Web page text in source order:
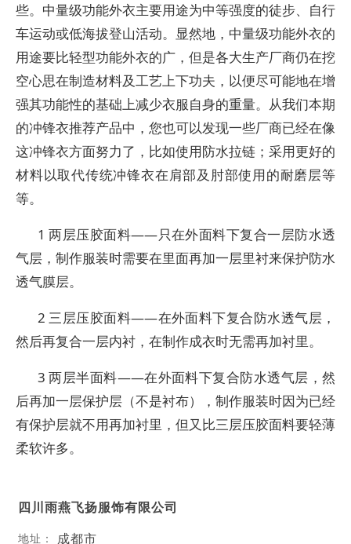
些。中量级功能外衣主要用途为中等强度的徒步、自行
车运动或低海拔登山活动。显然地，中量级功能外衣的
用途要比轻型功能外衣的广，但是各大生产厂商仍在挖
空心思在制造材料及工艺上下功夫，以便尽可能地在增
强其功能性的基础上减少衣服自身的重量。从我们本期
的冲锋衣推荐产品中，您也可以发现一些厂商已经在像
这冲锋衣方面努力了，比如使用防水拉链；采用更好的
材料以取代传统冲锋衣在肩部及肘部使用的耐磨层等
等。
1 两层压胶面料――只在外面料下复合一层防水透
气层，制作服装时需要在里面再加一层里衬来保护防水
透气膜层。
2 三层压胶面料――在外面料下复合防水透气层，
然后再复合一层内衬，在制作成衣时无需再加衬里。
3 两层半面料――在外面料下复合防水透气层，然
后再加一层保护层（不是衬布），制作服装时因为已经
有保护层就不用再加衬里，但又比三层压胶面料要轻薄
柔软许多。
四川雨燕飞扬服饰有限公司
地址： 成都市